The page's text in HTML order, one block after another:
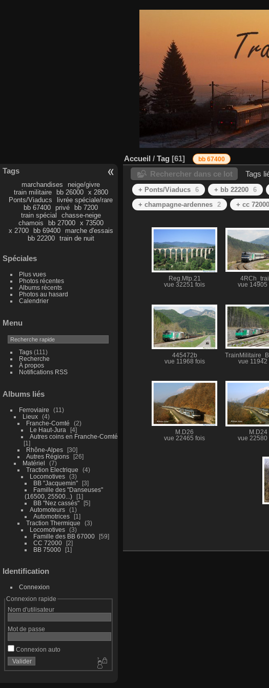
Tags
marchandises
neige/givre
train militaire
bb 26000
x 2800
Ponts/Viaducs
livrée spéciale/rare
bb 67400
privé
bb 7200
train spécial
chasse-neige
chamois
bb 27000
x 73500
x 2700
bb 69400
marche d'essais
bb 22200
train de nuit
Spéciales
Plus vues
Photos récentes
Albums récents
Photos au hasard
Calendrier
Menu
Tags(111)
Recherche
À propos
Notifications RSS
Albums liés
Ferroviaire
11
Lieux
4
Franche-Comté
2
Le Haut-Jura
4
Autres coins en Franche-Comté
1
Rhône-Alpes
30
Autres Régions
26
Matériel
7
Traction Electrique
4
Locomotives
3
BB "Jacquemin"
3
Famille des "Danseuses"
(16500, 25500...)
1
BB "Nez cassés"
5
Automoteurs
1
Automotrices
1
Traction Thermique
3
Locomotives
3
Famille des BB 67000
59
CC 72000
2
BB 75000
1
Identification
Connexion
Connexion rapide
Nom d'utilisateur
Mot de passe
Connexion auto
Accueil / Tag 61 bb 67400
Rechercher dans ce lot Tags
+ Ponts/Viaducs 6 + bb 22200 6
+ champagne-ardennes 2 + cc 72000
Reg.Mtp.21
vue 32251 fois
vue 14905
445472b
vue 11968 fois
vue 11942
M.D26
vue 22465 fois
M.D24
vue 22580